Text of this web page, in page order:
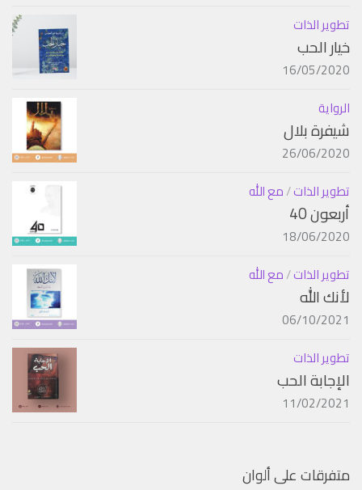
تطوير الذات
خيار الحب
16/05/2020
الرواية
شيفرة بلال
26/06/2020
تطوير الذات/مع الله
أربعون 40
18/06/2020
تطوير الذات/مع الله
لأنك الله
06/10/2021
تطوير الذات
الإجابة الحب
11/02/2021
متفرقات على ألوان